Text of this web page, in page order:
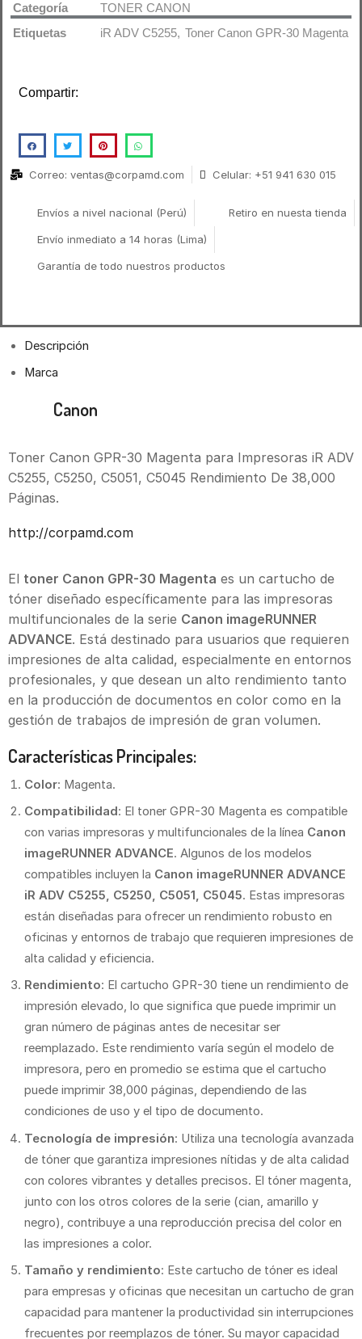
Categoría
TONER CANON
Etiquetas
iR ADV C5255, Toner Canon GPR-30 Magenta
Compartir:
Correo: ventas@corpamd.com Celular: +51 941 630 015
Envíos a nivel nacional (Perú) Retiro en nuesta tienda
Envío inmediato a 14 horas (Lima)
Garantía de todo nuestros productos
Descripción
Marca
Canon
Toner Canon GPR-30 Magenta para Impresoras iR ADV
C5255, C5250, C5051, C5045 Rendimiento De 38,000
Páginas.
http://corpamd.com
El toner Canon GPR-30 Magenta es un cartucho de
tóner diseñado específicamente para las impresoras
multifuncionales de la serie Canon imageRUNNER
ADVANCE. Está destinado para usuarios que requieren
impresiones de alta calidad, especialmente en entornos
profesionales, y que desean un alto rendimiento tanto
en la producción de documentos en color como en la
gestión de trabajos de impresión de gran volumen.
Características Principales:
Color: Magenta.
Compatibilidad: El toner GPR-30 Magenta es compatible
con varias impresoras y multifuncionales de la línea Canon
imageRUNNER ADVANCE. Algunos de los modelos
compatibles incluyen la Canon imageRUNNER ADVANCE
iR ADV C5255, C5250, C5051, C5045. Estas impresoras
están diseñadas para ofrecer un rendimiento robusto en
oficinas y entornos de trabajo que requieren impresiones de
alta calidad y eficiencia.
Rendimiento: El cartucho GPR-30 tiene un rendimiento de
impresión elevado, lo que significa que puede imprimir un
gran número de páginas antes de necesitar ser
reemplazado. Este rendimiento varía según el modelo de
impresora, pero en promedio se estima que el cartucho
puede imprimir 38,000 páginas, dependiendo de las
condiciones de uso y el tipo de documento.
Tecnología de impresión: Utiliza una tecnología avanzada
de tóner que garantiza impresiones nítidas y de alta calidad
con colores vibrantes y detalles precisos. El tóner magenta,
junto con los otros colores de la serie (cian, amarillo y
negro), contribuye a una reproducción precisa del color en
las impresiones a color.
Tamaño y rendimiento: Este cartucho de tóner es ideal
para empresas y oficinas que necesitan un cartucho de gran
capacidad para mantener la productividad sin interrupciones
frecuentes por reemplazos de tóner. Su mayor capacidad